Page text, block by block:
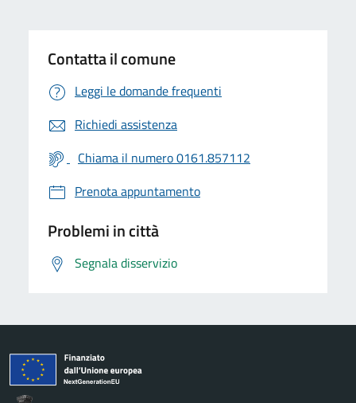
Contatta il comune
Leggi le domande frequenti
Richiedi assistenza
Chiama il numero 0161.857112
Prenota appuntamento
Problemi in città
Segnala disservizio